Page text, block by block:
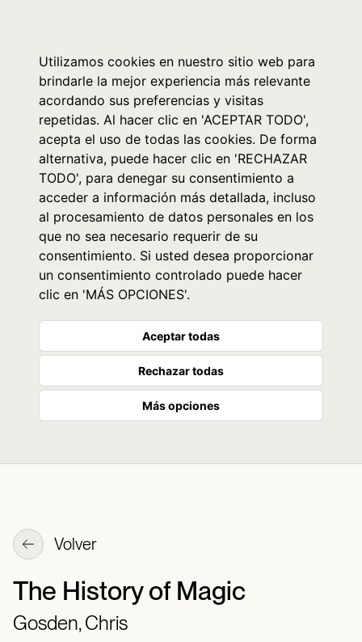
Utilizamos cookies en nuestro sitio web para
brindarle la mejor experiencia más relevante
acordando sus preferencias y visitas
repetidas. Al hacer clic en 'ACEPTAR TODO',
acepta el uso de todas las cookies. De forma
alternativa, puede hacer clic en 'RECHAZAR
TODO', para denegar su consentimiento a
acceder a información más detallada, incluso
al procesamiento de datos personales en los
que no sea necesario requerir de su
consentimiento. Si usted desea proporcionar
un consentimiento controlado puede hacer
clic en 'MÁS OPCIONES'.
Aceptar todas
Rechazar todas
Más opciones
Volver
The History of Magic
Gosden, Chris